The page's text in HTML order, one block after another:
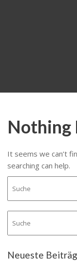
Nothing
It seems we can’t
searching can help.
Neueste